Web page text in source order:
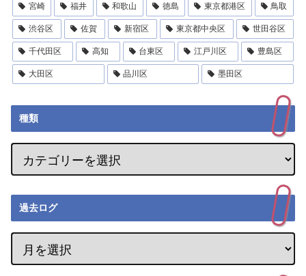
宮崎 福井 和歌山 徳島 東京都港区 鳥取
渋谷区 佐賀 新宿区 東京都中央区 世田谷区
千代田区 高知 台東区 江戸川区 豊島区
大田区 品川区 墨田区
種類
過去ログ